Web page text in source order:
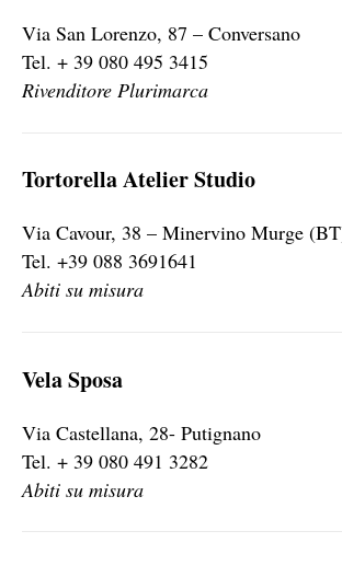
Via San Lorenzo, 87 – Conversano
Tel. + 39 080 495 3415
Rivenditore Plurimarca
Tortorella Atelier Studio
Via Cavour, 38 – Minervino Murge
Tel. +39 088 3691641
Abiti su misura
Vela Sposa
Via Castellana, 28- Putignano
Tel. + 39 080 491 3282
Abiti su misura